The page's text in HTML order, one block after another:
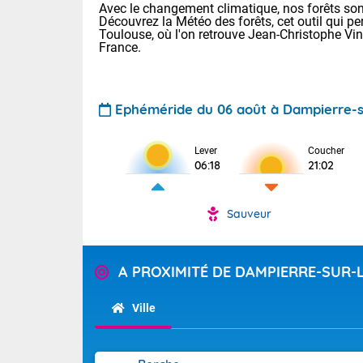
Pour la
Tendance
Avec le changement climatique, nos forêts
Découvrez la Météo des forêts, cet outil qui
Toulouse, où l'on retrouve Jean-Christophe
France.
Ephéméride du 06 août à Dampierre-
Lever
06:18
Coucher
21:02
Sauveur
A PROXIMITÉ DE DAMPIERRE-SUR-
Ville
Voici les
: 18/23 Paris
Clermont-
Lille : 19/24
Cet après-
Risque
Sur le Sud-